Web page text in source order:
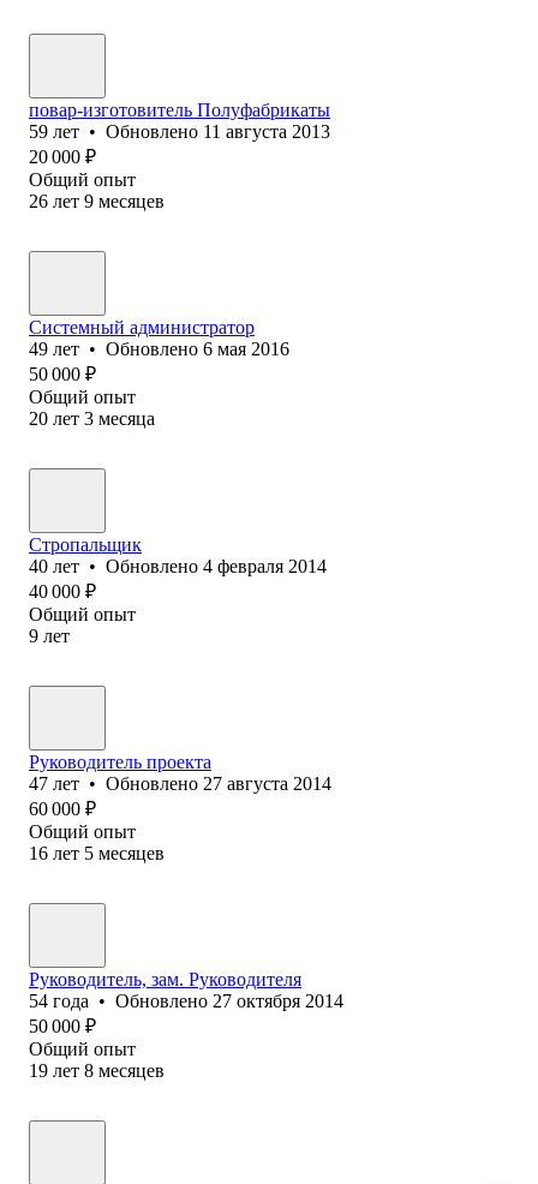
повар-изготовитель Полуфабрикаты
59 лет • Обновлено 11 августа 2013
20 000 ₽
Общий опыт
26 лет 9 месяцев
Системный администратор
49 лет • Обновлено 6 мая 2016
50 000 ₽
Общий опыт
20 лет 3 месяца
Стропальщик
40 лет • Обновлено 4 февраля 2014
40 000 ₽
Общий опыт
9 лет
Руководитель проекта
47 лет • Обновлено 27 августа 2014
60 000 ₽
Общий опыт
16 лет 5 месяцев
Руководитель, зам. Руководителя
54 года • Обновлено 27 октября 2014
50 000 ₽
Общий опыт
19 лет 8 месяцев